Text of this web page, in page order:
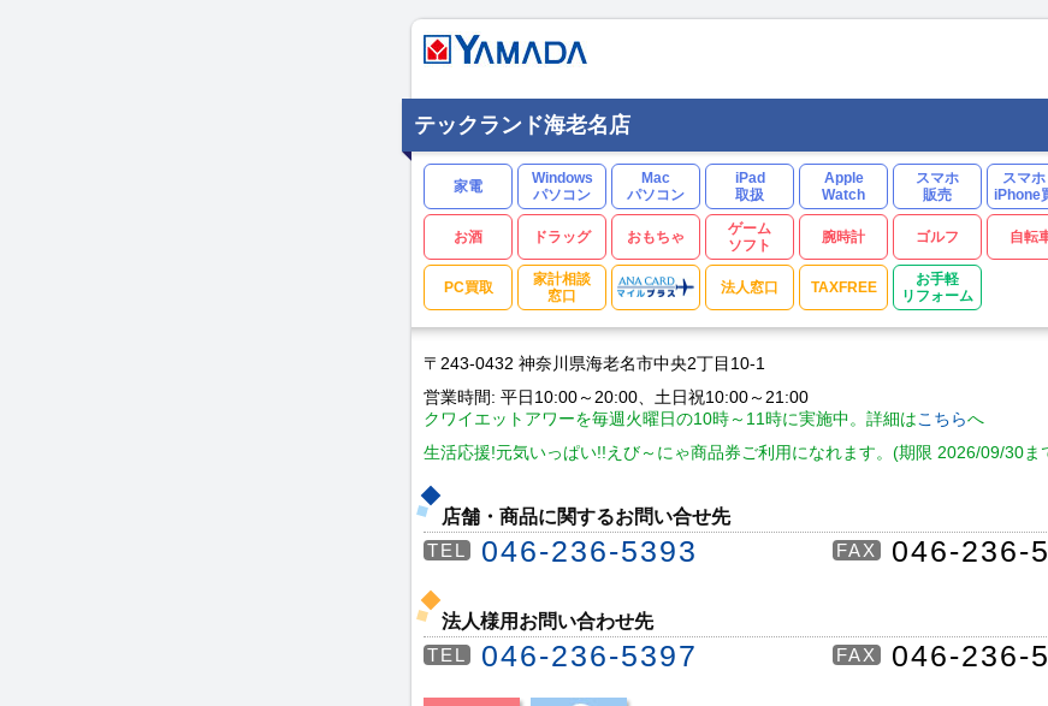
テックランド海老名店
家電
Windows
パソコン
Mac
パソコン
iPad
取扱
Apple
Watch
スマホ
販売
スマホ
iPhone
お酒 ドラッグ おもちゃ
ゲーム
ソフト
腕時計 ゴルフ 自転
PC買取
家計相談
窓口
法人窓口 TAXFREE
お手軽
リフォーム
〒243-0432 神奈川県海老名市中央2丁目10-1
営業時間: 平日10:00～20:00、土日祝10:00～21:00
クワイエットアワーを毎週火曜日の10時～11時に実施中。詳細はこちらへ
生活応援!元気いっぱい!!えび～にゃ商品券ご利用になれます。(期限 2026/09/30ま
店舗・商品に関するお問い合せ先
TEL 046-236-5393 FAX 046-236-
法人様用お問い合わせ先
TEL 046-236-5397 FAX 046-236-